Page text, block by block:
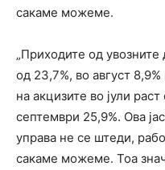
сакаме можеме.
„Приходите од увозните
од 23,7%, во август
на акцизите во јули раст
септември 25,9%. Ова
управа не се штеди,
сакаме можеме. Тоа